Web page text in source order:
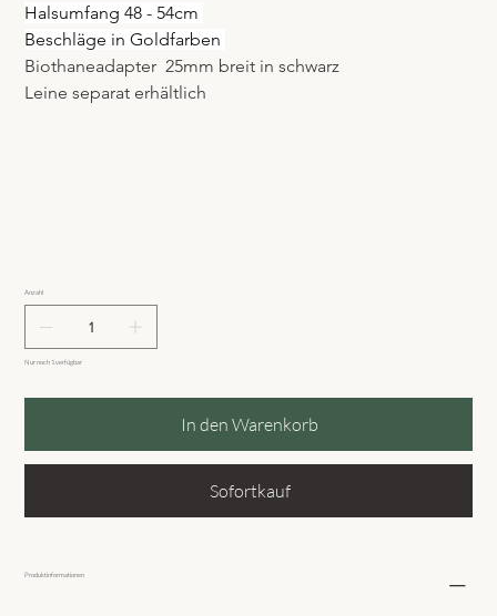
Halsumfang 48 - 54cm
Beschläge in Goldfarben
Biothaneadapter  25mm breit in schwarz
Leine separat erhältlich
Anzahl
Nur noch 1 verfügbar
In den Warenkorb
Sofortkauf
Produktinformationen